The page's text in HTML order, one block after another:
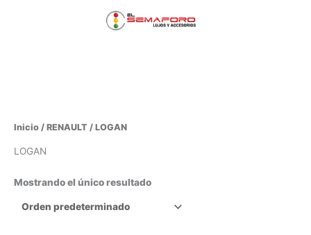
Menú
Inicio / RENAULT / LOGAN
LOGAN
Mostrando el único resultado